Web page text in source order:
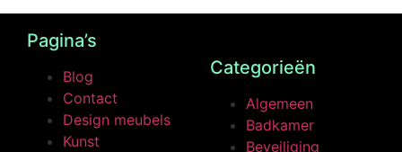
Pagina’s
Blog
Contact
Design meubels
Kunst
Categorieën
Algemeen
Badkamer
Beveiliging